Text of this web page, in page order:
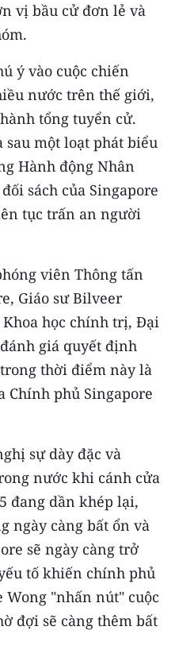
Bắc
Tây
vị bầu cử đơn lẻ và
ý vào cuộc chiến
nước trên thế giới,
tổng tuyển cử.
sau một loạt phát biểu
Hành động Nhân
sách của Singapore
tục trấn an người
viên Thông tấn
Giáo sư Bilveer
học chính trị, Đại
giá quyết định
thời điểm này là
Chính phủ Singapore
sự dày đặc và
nước khi cánh cửa
đang dần khép lại,
ngày càng bất ổn và
sẽ ngày càng trở
tố khiến chính phủ
"nhấn nút" cuộc
đợi sẽ càng thêm bất